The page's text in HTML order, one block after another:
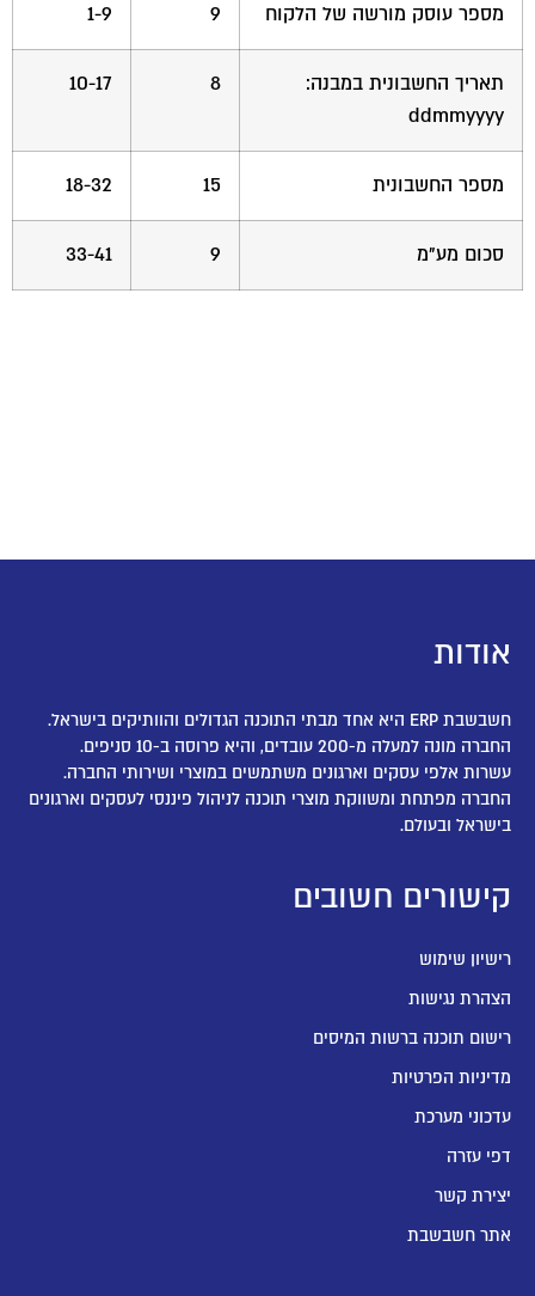
מספר עוסק מורשה של הלקוח 9
1-9
תאריך החשבונית במבנה:
ddmmyyyy
8
10-17
מספר החשבונית 15
18-32
סכום מע"מ 9
33-41
אודות
חשבשבת ERP היא אחד מבתי התוכנה הגדולים והוותיקים בישראל.
החברה מונה למעלה מ-200 עובדים, והיא פרוסה ב-10 סניפים.
עשרות אלפי עסקים וארגונים משתמשים במוצרי ושירותי החברה.
החברה מפתחת ומשווקת מוצרי תוכנה לניהול פיננסי לעסקים וארגונים
בישראל ובעולם.
קישורים חשובים
רישיון שימוש
הצהרת נגישות
רישום תוכנה ברשות המיסים
מדיניות הפרטיות
עדכוני מערכת
דפי עזרה
יצירת קשר
אתר חשבשבת